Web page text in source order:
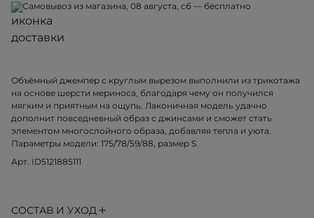
Самовывоз из магазина, 08 августа, сб — бесплатно
Объёмный джемпер с круглым вырезом выполнили из трикотажа
на основе шерсти мериноса, благодаря чему он получился
мягким и приятным на ощупь. Лаконичная модель удачно
дополнит повседневный образ с джинсами и сможет стать
элементом многослойного образа, добавляя тепла и уюта.
Параметры модели: 175/78/59/88, размер S.
Арт. ID5121885111
СОСТАВ И УХОД